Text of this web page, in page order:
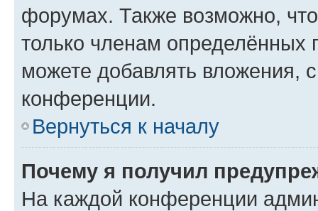
форумах. Также возможно,
только членам определённых
можете добавлять вложения,
конференции.
Вернуться к началу
Почему я получил
На каждой конференции